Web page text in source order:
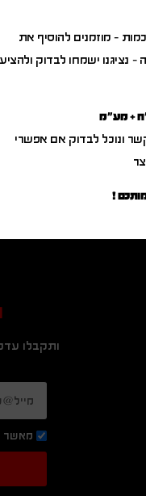
הטבע
ותקבלו
מאשר
– מוזמנים להוסיף את
נציגנו ישמחו לבדוק ולהציע
ונוכל לבדוק אם אפשרי
!